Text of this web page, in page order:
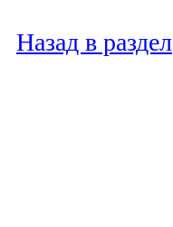
Назад в раздел